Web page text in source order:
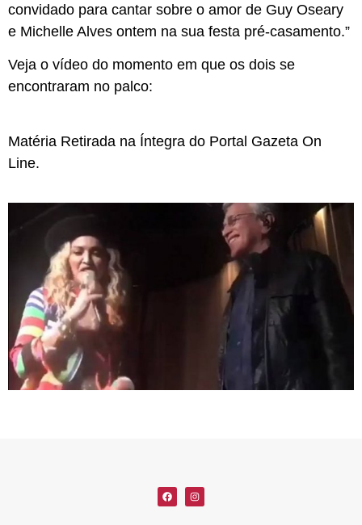
convidado para cantar sobre o amor de Guy Oseary
e Michelle Alves ontem na sua festa pré-casamento.”
Veja o vídeo do momento em que os dois se
encontraram no palco:
Matéria Retirada na Íntegra do Portal Gazeta On
Line.